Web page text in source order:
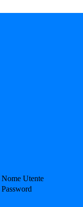
Nome Utente
Password